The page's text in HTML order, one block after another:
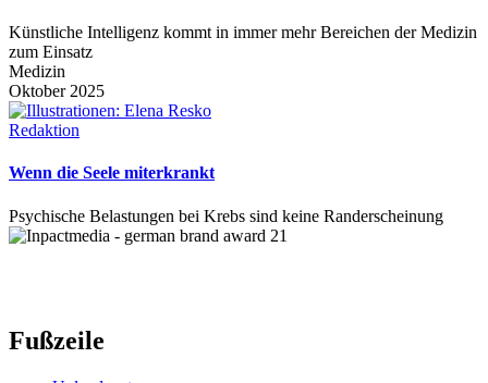
Künstliche Intelligenz kommt in immer mehr Bereichen der Medizin
zum Einsatz
Medizin
Oktober 2025
Redaktion
Wenn die Seele miterkrankt
Psychische Belastungen bei Krebs sind keine Randerscheinung
Fußzeile